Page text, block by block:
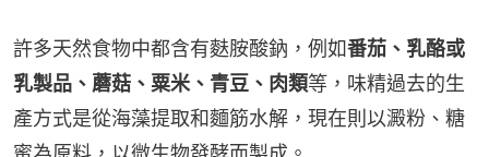
許多天然食物中都含有麩胺酸鈉，例如番茄、乳酪或
乳製品、蘑菇、粟米、青豆、肉類等，味精過去的生
產方式是從海藻提取和麵筋水解，現在則以澱粉、糖